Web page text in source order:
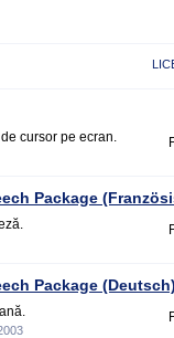
cursor pe ecran.
Package
Package (Deutsch)